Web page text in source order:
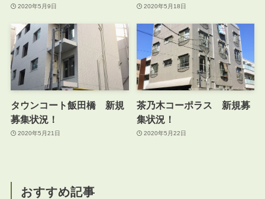
2020年5月9日 2020年5月18日
タウンコート飯田橋 新規
募集状況！
2020年5月21日
茶乃木コーポラス 新規募
集状況！
2020年5月22日
おすすめ記事